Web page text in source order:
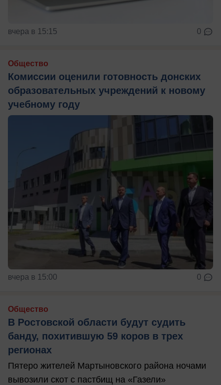
вчера в 15:15 0
Общество
Комиссии оценили готовность донских
образовательных учреждений к новому
учебному году
вчера в 15:00 0
Общество
В Ростовской области будут судить
банду, похитившую 59 коров в трех
регионах
Пятеро жителей Мартыновского района ночами
вывозили скот с пастбищ на «Газели»